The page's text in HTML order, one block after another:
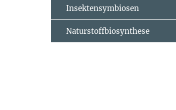
Insektensymbiosen
Naturstoffbiosynthese